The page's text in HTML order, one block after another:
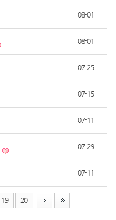
08-01
08-01
07-25
07-15
07-11
07-29
07-11
19 20